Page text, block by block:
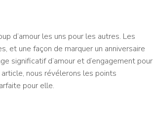
d’amour les uns pour les autres. Les
et une façon de marquer un anniversaire
significatif d’amour et d’engagement pour
nous révélerons les points
pour elle.